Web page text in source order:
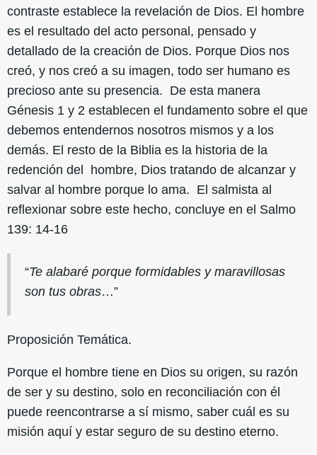
contraste establece la revelación de Dios. El hombre
es el resultado del acto personal, pensado y
detallado de la creación de Dios. Porque Dios nos
creó, y nos creó a su imagen, todo ser humano es
precioso ante su presencia. De esta manera
Génesis 1 y 2 establecen el fundamento sobre el que
debemos entendernos nosotros mismos y a los
demás. El resto de la Biblia es la historia de la
redención del hombre, Dios tratando de alcanzar y
salvar al hombre porque lo ama. El salmista al
reflexionar sobre este hecho, concluye en el Salmo
139: 14-16
“Te alabaré porque formidables y maravillosas
son tus obras…”
Proposición Temática.
Porque el hombre tiene en Dios su origen, su razón
de ser y su destino, solo en reconciliación con él
puede reencontrarse a sí mismo, saber cuál es su
misión aquí y estar seguro de su destino eterno.